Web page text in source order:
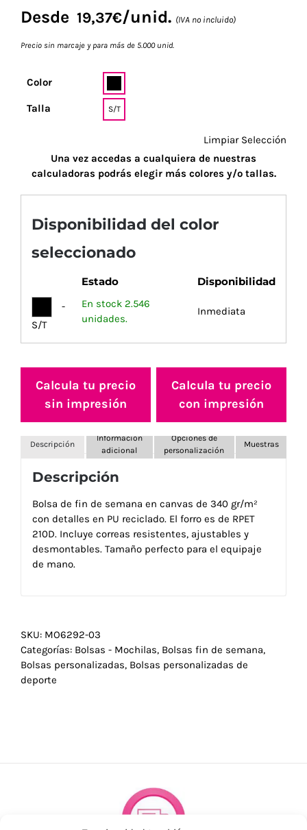
Desde 19,37€/unid. (IVA no incluido)
Precio sin marcaje y para más de 5.000 unid.
Color
Talla S/T
Limpiar Selección
Una vez accedas a cualquiera de nuestras
calculadoras podrás elegir más colores y/o tallas.
Disponibilidad del color
seleccionado
Estado Disponibilidad
-
S/T
En stock 2.546
unidades.
Inmediata
Calcula tu precio
sin impresión
Calcula tu precio
con impresión
Descripción
Información
adicional
Opciones de
personalización
Muestras
Descripción
Bolsa de fin de semana en canvas de 340 gr/m²
con detalles en PU reciclado. El forro es de RPET
210D. Incluye correas resistentes, ajustables y
desmontables. Tamaño perfecto para el equipaje
de mano.
SKU: MO6292-03
Categorías: Bolsas - Mochilas, Bolsas fin de semana,
Bolsas personalizadas, Bolsas personalizadas de
deporte